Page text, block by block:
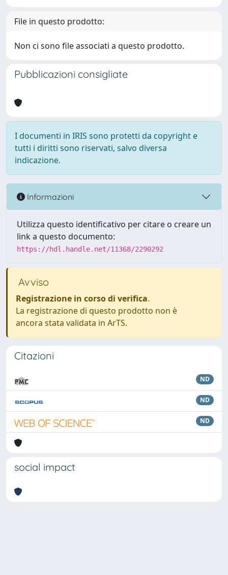
File in questo prodotto:
Non ci sono file associati a questo prodotto.
Pubblicazioni consigliate
I documenti in IRIS sono protetti da copyright e
tutti i diritti sono riservati, salvo diversa
indicazione.
Informazioni
Utilizza questo identificativo per citare o creare un
link a questo documento:
https://hdl.handle.net/11368/2290292
Avviso
Registrazione in corso di verifica.
La registrazione di questo prodotto non è
ancora stata validata in ArTS.
Citazioni
ND
ND
ND
social impact